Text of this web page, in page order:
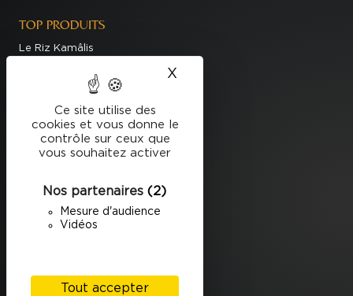
Ce site utilise des
cookies et vous donne le
contrôle sur ceux que
vous souhaitez activer
Nos partenaires (2)
Mesure d'audience
Vidéos
Tout accepter
X
TOP PRODUITS
Le Riz Kamâlis
LA MARQUE
Notre Histoire
Nos Meilleurs Riz
EN CE MOMENT